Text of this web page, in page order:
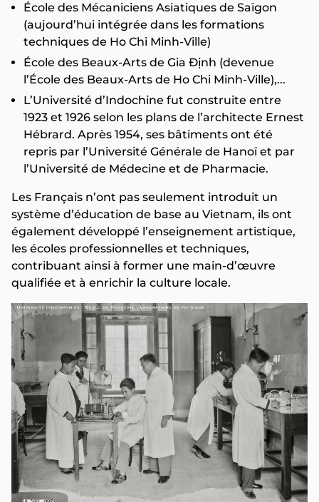
École des Mécaniciens Asiatiques de Saïgon
(aujourd’hui intégrée dans les formations
techniques de Ho Chi Minh-Ville)
École des Beaux-Arts de Gia Định (devenue
l’École des Beaux-Arts de Ho Chi Minh-Ville),...
L’Université d’Indochine fut construite entre
1923 et 1926 selon les plans de l’architecte Ernest
Hébrard. Après 1954, ses bâtiments ont été
repris par l’Université Générale de Hanoï et par
l’Université de Médecine et de Pharmacie.
Les Français n’ont pas seulement introduit un
système d’éducation de base au Vietnam, ils ont
également développé l’enseignement artistique,
les écoles professionnelles et techniques,
contribuant ainsi à former une main-d’œuvre
qualifiée et à enrichir la culture locale.